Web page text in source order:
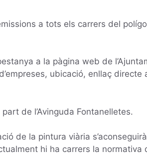
a tots els carrers del
a la pàgina web de
ubicació, enllaç directe
de l’Avinguda Fontanelletes.
de la pintura viària
hi ha carrers la normativa